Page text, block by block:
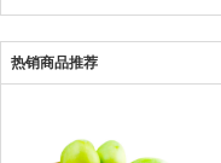
热销商品推荐